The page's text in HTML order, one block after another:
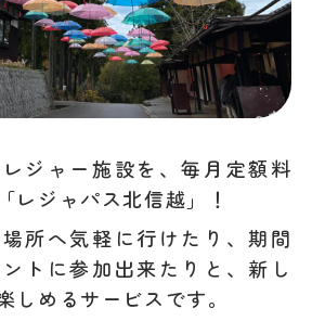
ジャー施設を、毎月定額料
レジャパス北信越」！
所へ気軽に行けたり、期間
トに参加出来たりと、新し
しめるサービスです。